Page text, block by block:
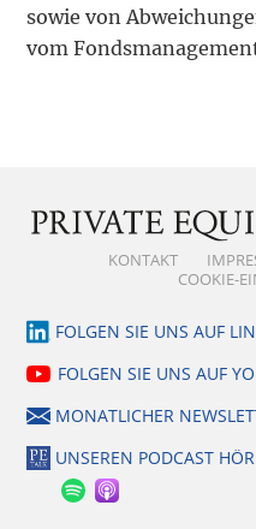
sowie von
vom
KONTAKT
COOKIE-
FOLGEN SIE UNS AUF
FOLGEN SIE UNS AUF
MONATLICHER
UNSEREN PODCAST